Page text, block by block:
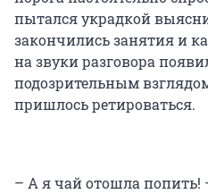
пытался украдкой
закончились занятия и
на звуки разговора
подозрительным
пришлось ретироваться.
– А я чай отошла попить!